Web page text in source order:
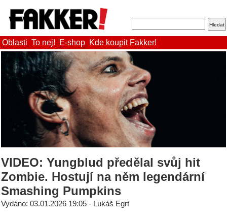
Oblasti To nej! E-shop Kde koupit Fakker!
VIDEO: Yungblud předělal svůj hit
Zombie. Hostují na něm legendární
Smashing Pumpkins
Vydáno: 03.01.2026 19:05 - Lukáš Egrt